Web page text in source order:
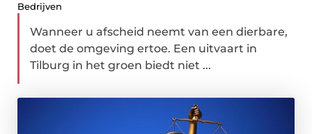
Bedrijven
Wanneer u afscheid neemt van een dierbare,
doet de omgeving ertoe. Een uitvaart in
Tilburg in het groen biedt niet ...